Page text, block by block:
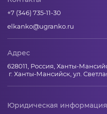
+7 (346) 735-11-30
elkanko@ugranko.ru
Адрес
628011, Россия, Ханты-
г. Ханты-Мансийск, ул.
Юридическая информация